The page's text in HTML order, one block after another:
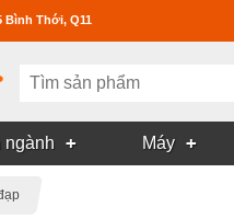
Bình Thới, Q11
ngành Máy